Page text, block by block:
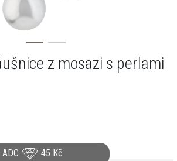
z mosazi s perlami
45 Kč